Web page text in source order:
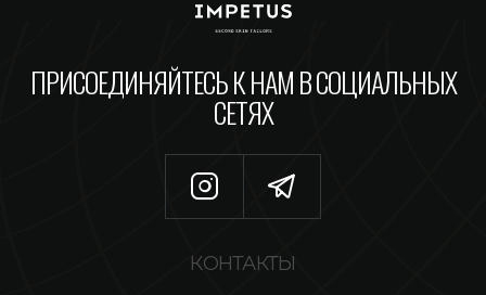
ПРИСОЕДИНЯЙТЕСЬ К НАМ В СОЦИАЛЬНЫХ
СЕТЯХ
КОНТАКТЫ